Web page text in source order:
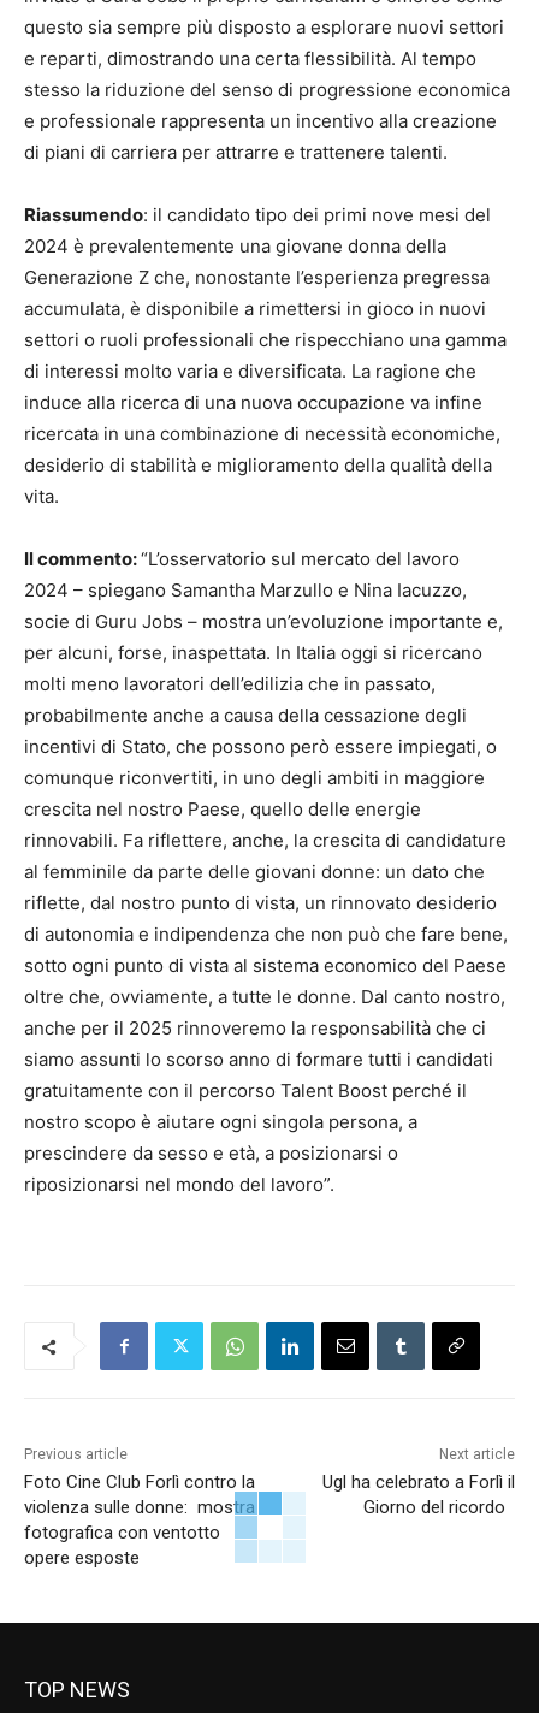
questo sia sempre più disposto a esplorare nuovi settori
e reparti, dimostrando una certa flessibilità. Al tempo
stesso la riduzione del senso di progressione economica
e professionale rappresenta un incentivo alla creazione
di piani di carriera per attrarre e trattenere talenti.
Riassumendo: il candidato tipo dei primi nove mesi del
2024 è prevalentemente una giovane donna della
Generazione Z che, nonostante l’esperienza pregressa
accumulata, è disponibile a rimettersi in gioco in nuovi
settori o ruoli professionali che rispecchiano una gamma
di interessi molto varia e diversificata. La ragione che
induce alla ricerca di una nuova occupazione va infine
ricercata in una combinazione di necessità economiche,
desiderio di stabilità e miglioramento della qualità della
vita.
Il commento:“L’osservatorio sul mercato del lavoro
2024 – spiegano Samantha Marzullo e Nina Iacuzzo,
socie di Guru Jobs – mostra un’evoluzione importante e,
per alcuni, forse, inaspettata. In Italia oggi si ricercano
molti meno lavoratori dell’edilizia che in passato,
probabilmente anche a causa della cessazione degli
incentivi di Stato, che possono però essere impiegati, o
comunque riconvertiti, in uno degli ambiti in maggiore
crescita nel nostro Paese, quello delle energie
rinnovabili. Fa riflettere, anche, la crescita di candidature
al femminile da parte delle giovani donne: un dato che
riflette, dal nostro punto di vista, un rinnovato desiderio
di autonomia e indipendenza che non può che fare bene,
sotto ogni punto di vista al sistema economico del Paese
oltre che, ovviamente, a tutte le donne. Dal canto nostro,
anche per il 2025 rinnoveremo la responsabilità che ci
siamo assunti lo scorso anno di formare tutti i candidati
gratuitamente con il percorso Talent Boost perché il
nostro scopo è aiutare ogni singola persona, a
prescindere da sesso e età, a posizionarsi o
riposizionarsi nel mondo del lavoro”.
Previous article
Foto Cine Club Forlì contro la
violenza sulle donne: mostra
fotografica con ventotto
opere esposte
Next article
Ugl ha celebrato a Forlì il
Giorno del ricordo
TOP NEWS